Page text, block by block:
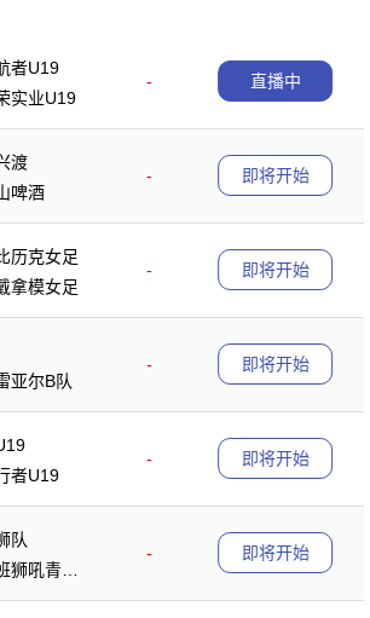
者U19
-
实业U19
直播中
渡
-
啤酒
即将开始
历克女足
-
拿模女足
即将开始
-
亚尔B队
即将开始
-
者U19
即将开始
队
-
狮吼青年
即将开始